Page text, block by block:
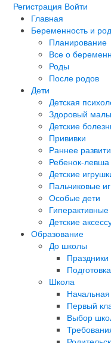
Регистрация Войти
Главная
Беременность и
Планирование
Все о
Роды
После родов
Дети
Детская
Здоровый
Детские
Прививки
Раннее
Ребенок-левша
Детские
Пальчиковые
Особые дети
Гиперактивные
Детские
Образование
До школы
Школа
Первый
Выбор